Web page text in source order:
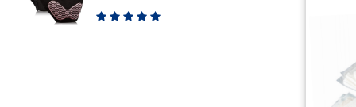
tay tập luyện không ngón